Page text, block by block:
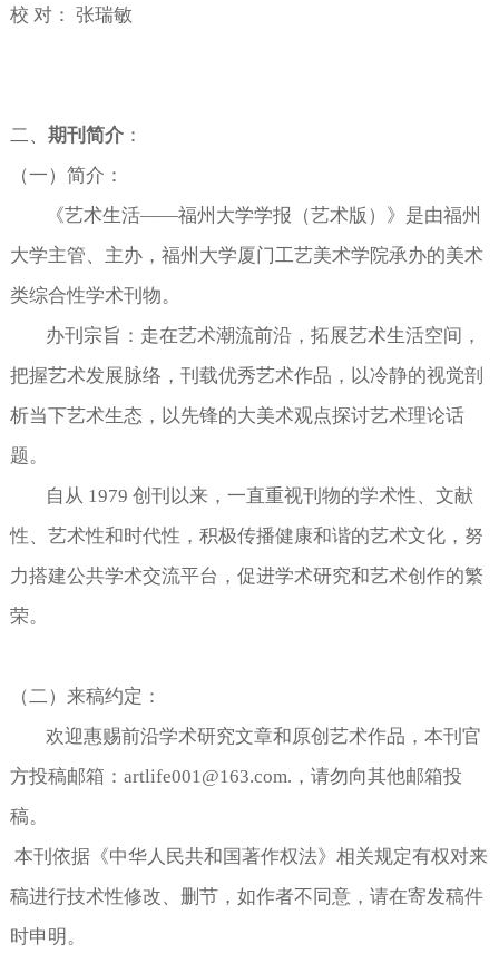
校 对： 张瑞敏
二、 期刊简介：
（一） 简介：
《艺术生活——福州大学学报（艺术版）》是由福州
大学主管、主办，福州大学厦门工艺美术学院承办的美术
类综合性学术刊物。
办刊宗旨：走在艺术潮流前沿，拓展艺术生活空间，
把握艺术发展脉络，刊载优秀艺术作品，以冷静的视觉剖
析当下艺术生态，以先锋的大美术观点探讨艺术理论话
题。
自从 1979 创刊以来，一直重视刊物的学术性、文献
性、艺术性和时代性，积极传播健康和谐的艺术文化，努
力搭建公共学术交流平台，促进学术研究和艺术创作的繁
荣。
（二）来稿约定：
欢迎惠赐前沿学术研究文章和原创艺术作品，本刊官
方投稿邮箱： artlife001@163.com. ，请勿向其他邮箱投
稿。
本刊依据《中华人民共和国著作权法》相关规定有权对来
稿进行技术性修改、删节，如作者不同意，请在寄发稿件
时申明。